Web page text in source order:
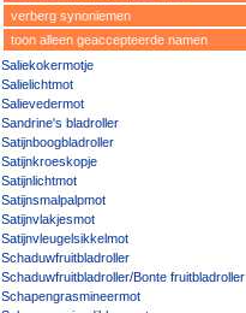
verberg synoniemen
toon alleen geaccepteerde namen
Saliekokermotje
Salielichtmot
Salievedermot
Sandrine's bladroller
Satijnboogbladroller
Satijnkroeskopje
Satijnlichtmot
Satijnsmalpalpmot
Satijnvlakjesmot
Satijnvleugelsikkelmot
Schaduwfruitbladroller
Schaduwfruitbladroller/Bonte fruitbladroller
Schapengrasmineermot